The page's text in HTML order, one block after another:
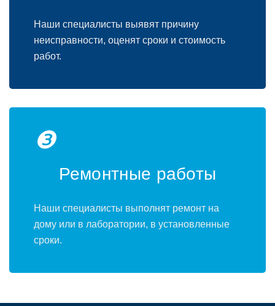
Наши специалисты выявят причину
неисправности, оценят сроки и стоимость
работ.
❸
Ремонтные работы
Наши специалисты выполнят ремонт на
дому или в лаборатории, в установленные
сроки.